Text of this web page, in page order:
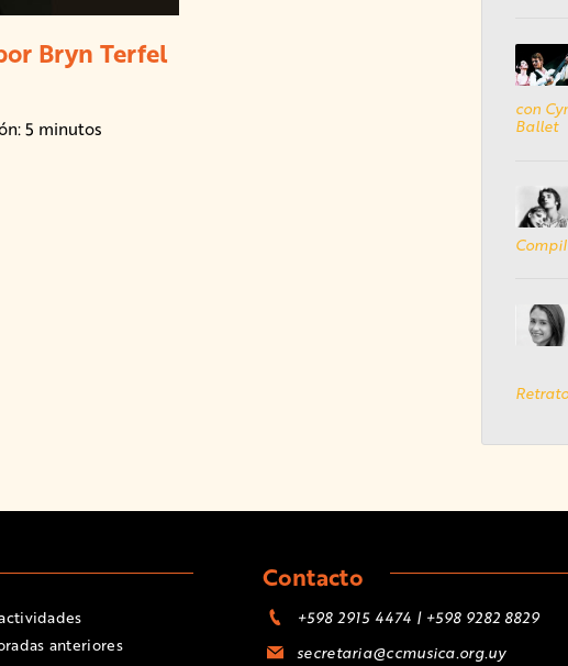
Bryn Terfel
5 minutos
con
Ballet
anteriores
Contacto
+598 2915 4474 | +598 9282 8829
secretaria@ccmusica.org.uy